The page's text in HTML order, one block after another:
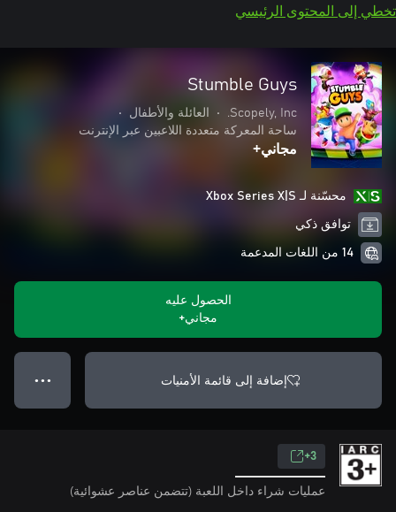
تخطي إلى المحتوى الرئيسي
Stumble Guys
Scopely, Inc.
• العائلة والأطفال
•
ساحة المعركة متعددة اللاعبين عبر الإنترنت
مجاني+
محسّنة لـ Xbox Series X|S
توافق ذكي
14 من اللغات المدعمة
الحصول عليه
مجاني+
إضافة إلى قائمة الأمنيات ● ● ●
3+
عمليات شراء داخل اللعبة (تتضمن عناصر عشوائية)